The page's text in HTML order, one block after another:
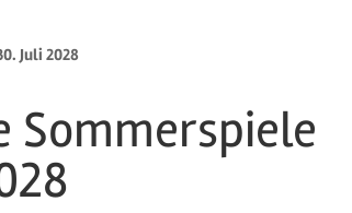
Juli 2028
Sommerspiele